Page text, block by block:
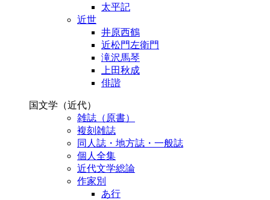
太平記
近世
井原西鶴
近松門左衛門
滝沢馬琴
上田秋成
俳諧
国文学（近代）
雑誌（原書）
複刻雑誌
同人誌・地方誌・一般誌
個人全集
近代文学総論
作家別
あ行